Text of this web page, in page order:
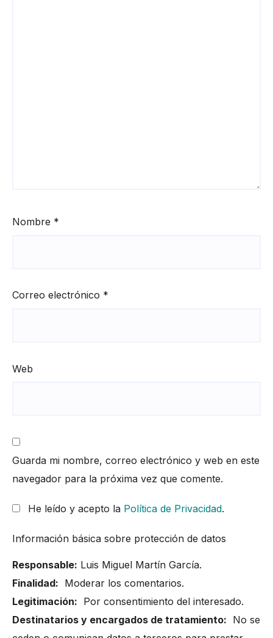
Nombre *
Correo electrónico *
Web
Guarda mi nombre, correo electrónico y web en este
navegador para la próxima vez que comente.
He leído y acepto la Política de Privacidad.
Información básica sobre protección de datos
Responsable: Luis Miguel Martín García.
Finalidad: Moderar los comentarios.
Legitimación: Por consentimiento del interesado.
Destinatarios y encargados de tratamiento: No se